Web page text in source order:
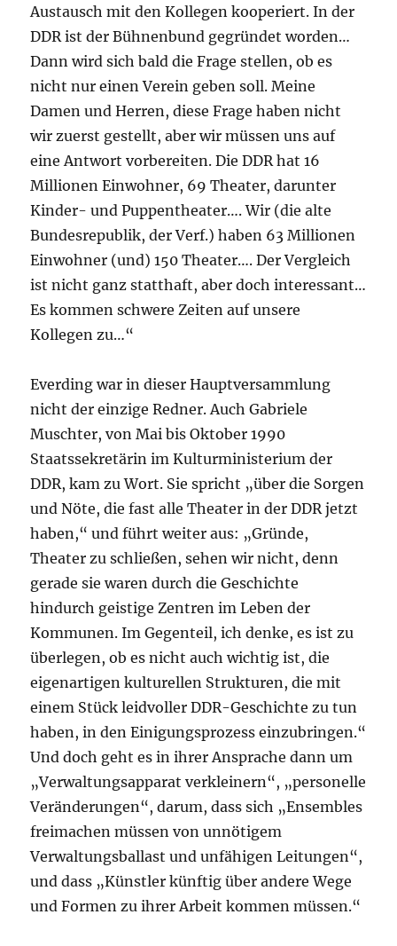
Austausch mit den Kollegen kooperiert. In der
DDR ist der Bühnenbund gegründet worden…
Dann wird sich bald die Frage stellen, ob es
nicht nur einen Verein geben soll. Meine
Damen und Herren, diese Frage haben nicht
wir zuerst gestellt, aber wir müssen uns auf
eine Antwort vorbereiten. Die DDR hat 16
Millionen Einwohner, 69 Theater, darunter
Kinder- und Puppentheater…. Wir (die alte
Bundesrepublik, der Verf.) haben 63 Millionen
Einwohner (und) 150 Theater…. Der Vergleich
ist nicht ganz statthaft, aber doch interessant…
Es kommen schwere Zeiten auf unsere
Kollegen zu…“
Everding war in dieser Hauptversammlung
nicht der einzige Redner. Auch Gabriele
Muschter, von Mai bis Oktober 1990
Staatssekretärin im Kulturministerium der
DDR, kam zu Wort. Sie spricht „über die Sorgen
und Nöte, die fast alle Theater in der DDR jetzt
haben,“ und führt weiter aus: „Gründe,
Theater zu schließen, sehen wir nicht, denn
gerade sie waren durch die Geschichte
hindurch geistige Zentren im Leben der
Kommunen. Im Gegenteil, ich denke, es ist zu
überlegen, ob es nicht auch wichtig ist, die
eigenartigen kulturellen Strukturen, die mit
einem Stück leidvoller DDR-Geschichte zu tun
haben, in den Einigungsprozess einzubringen.“
Und doch geht es in ihrer Ansprache dann um
„Verwaltungsapparat verkleinern“, „personelle
Veränderungen“, darum, dass sich „Ensembles
freimachen müssen von unnötigem
Verwaltungsballast und unfähigen Leitungen“,
und dass „Künstler künftig über andere Wege
und Formen zu ihrer Arbeit kommen müssen.“